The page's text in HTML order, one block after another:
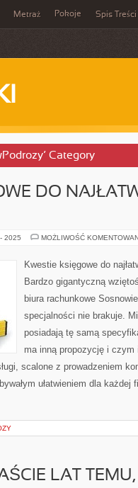
Metraż Pokoje Spis Treści
Category
DO
2025 MOŻLIWOŚĆ
Kwestie księgowe do
Bardzo gigantyczną
biura rachunkowe
specjalności nie brakuje.
posiadają tę samą
ma inną propozycję i
scalone z prowadzeniem
ułatwieniem dla każdej
LAT